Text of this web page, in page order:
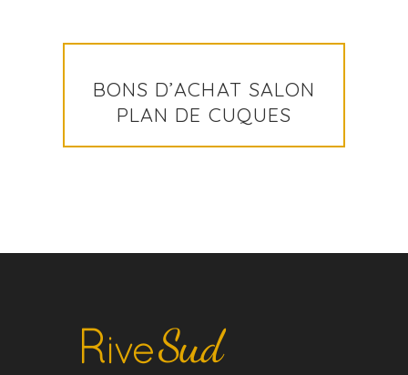
BONS D’ACHAT SALON
PLAN DE CUQUES